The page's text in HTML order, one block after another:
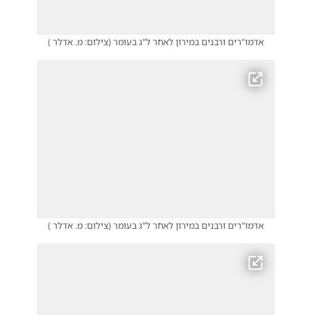
אדמו"רים ורבנים במירון לאחר ל"ג בעומר(צילום: מ. אדלר )
אדמו"רים ורבנים במירון לאחר ל"ג בעומר(צילום: מ. אדלר )